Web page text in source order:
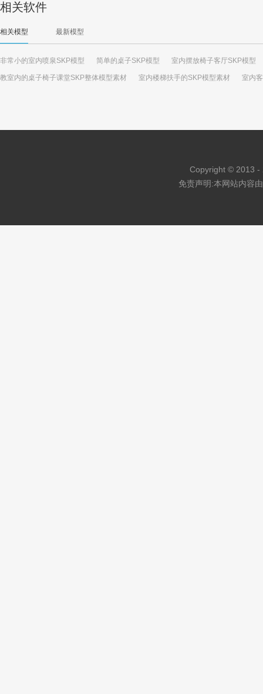
相关软件
相关模型 最新模型
非常小的室内喷泉SKP模型 简单的桌子SKP模型 室内摆放椅子客厅SKP模型
教室内的桌子椅子课堂SKP整体模型素材 室内楼梯扶手的SKP模型素材 室内
Copyright © 2013 -
免责声明:本网站内容